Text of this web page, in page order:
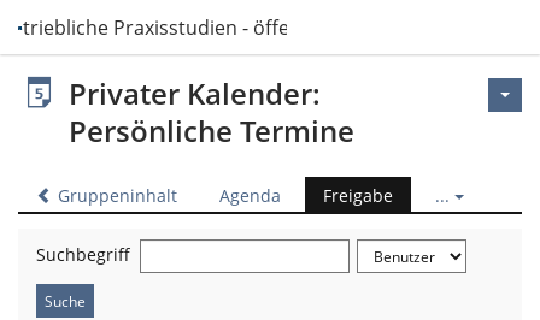
Betriebliche Praxisstudien - öffentlich
Privater Kalender:
Persönliche Termine
Gruppeninhalt Agenda Freigabe ...
Suchbegriff